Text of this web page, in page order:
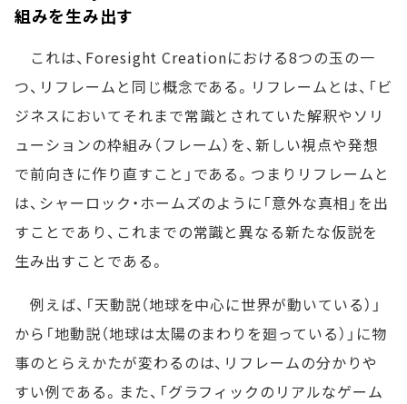
組みを生み出す
これは、Foresight Creationにおける8つの玉の一
つ、リフレームと同じ概念である。リフレームとは、「ビ
ジネスにおいてそれまで常識とされていた解釈やソリ
ューションの枠組み（フレーム）を、新しい視点や発想
で前向きに作り直すこと」である。つまりリフレームと
は、シャーロック・ホームズのように「意外な真相」を出
すことであり、これまでの常識と異なる新たな仮説を
生み出すことである。
例えば、「天動説（地球を中心に世界が動いている）」
から「地動説（地球は太陽のまわりを廻っている）」に物
事のとらえかたが変わるのは、リフレームの分かりや
すい例である。また、「グラフィックのリアルなゲーム